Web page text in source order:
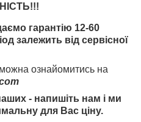
!!!
гарантію 12-60
залежить від сервісної
ознайомитись на
- напишіть нам і ми
для Вас ціну.